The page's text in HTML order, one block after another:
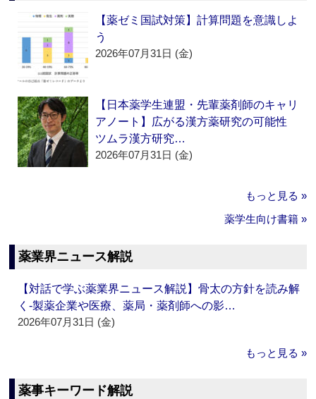
【薬ゼミ国試対策】計算問題を意識しよ
う
2026年07月31日 (金)
【日本薬学生連盟・先輩薬剤師のキャリ
アノート】広がる漢方薬研究の可能性
ツムラ漢方研究…
2026年07月31日 (金)
もっと見る »
薬学生向け書籍 »
薬業界ニュース解説
【対話で学ぶ薬業界ニュース解説】骨太の方針を読み解
く‐製薬企業や医療、薬局・薬剤師への影…
2026年07月31日 (金)
もっと見る »
薬事キーワード解説